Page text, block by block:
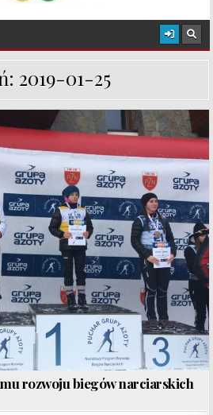
2019-01-25
rozwoju biegów narciarskich